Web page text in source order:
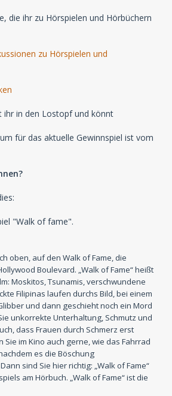
die ihr zu Hörspielen und Hörbüchern
zu Hörspielen und
ihr in den Lostopf und könnt
für das aktuelle Gewinnspiel ist vom
"Walk of fame".
oben, auf den Walk of Fame, die
Boulevard. „Walk of Fame“ heißt
Moskitos, Tsunamis, verschwundene
Filipinas laufen durchs Bild, bei einem
und dann geschieht noch ein Mord
unkorrekte Unterhaltung, Schmutz und
dass Frauen durch Schmerz erst
Sie im Kino auch gerne, wie das Fahrrad
es die Böschung
sind Sie hier richtig: „Walk of Fame“
am Hörbuch. „Walk of Fame“ ist die